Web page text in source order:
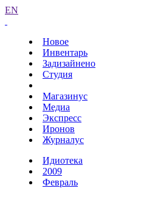
EN
Новое
Инвентарь
Задизайнено
Студия
Магазинус
Медиа
Экспресс
Иронов
Журналус
Идиотека
2009
Февраль